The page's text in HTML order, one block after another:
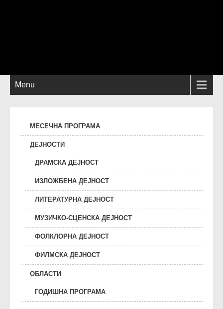
Menu
МЕСЕЧНА ПРОГРАМА
ДЕЈНОСТИ
ДРАМСКА ДЕЈНОСТ
ИЗЛОЖБЕНА ДЕЈНОСТ
ЛИТЕРАТУРНА ДЕЈНОСТ
МУЗИЧКО-СЦЕНСКА ДЕЈНОСТ
ФОЛКЛОРНА ДЕЈНОСТ
ФИЛМСКА ДЕЈНОСТ
ОБЛАСТИ
ГОДИШНА ПРОГРАМА